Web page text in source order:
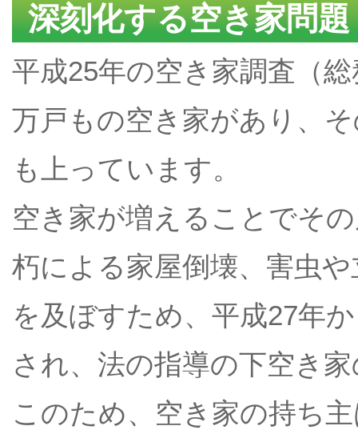
深刻化する空き家問題
平成25年の空き家調査（
万戸もの空き家があり、
も上っています。
空き家が増えることでそ
朽による家屋倒壊、害虫
を及ぼすため、平成27年
され、法の指導の下空き
このため、空き家の持ち